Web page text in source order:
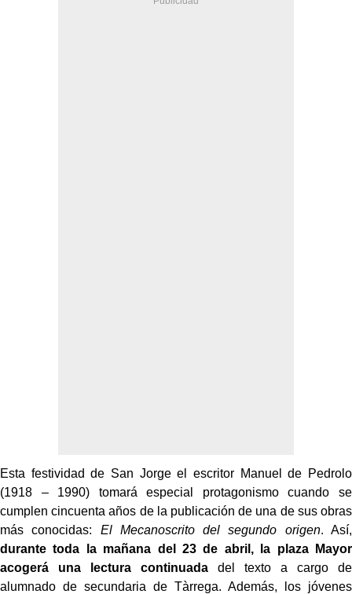
Esta festividad de San Jorge el escritor Manuel de Pedrolo
(1918 – 1990) tomará especial protagonismo cuando se
cumplen cincuenta años de la publicación de una de sus obras
más conocidas: El Mecanoscrito del segundo origen. Así,
durante toda la mañana del 23 de abril, la plaza Mayor
acogerá una lectura continuadadel texto a cargo de
alumnado de secundaria de Tàrrega. Además, los jóvenes